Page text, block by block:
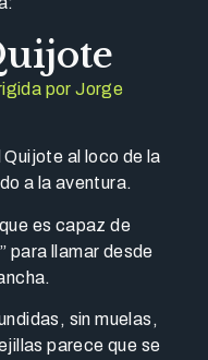
por Jorge
al loco de la
a la aventura.
es capaz de
para llamar desde
sin muelas,
parece que se